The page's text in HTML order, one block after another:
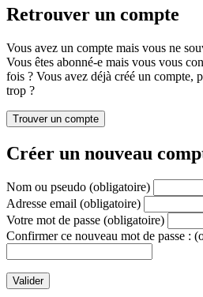
Retrouver un compte
Vous avez un compte mais vous ne
Vous êtes abonné-e mais vous vous
fois ? Vous avez déjà créé un compte,
trop ?
Créer un nouveau
Nom ou pseudo (obligatoire)
Adresse email (obligatoire)
Votre mot de passe (obligatoire)
Confirmer ce nouveau mot de passe :